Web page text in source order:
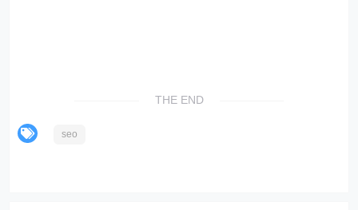
THE END
seo